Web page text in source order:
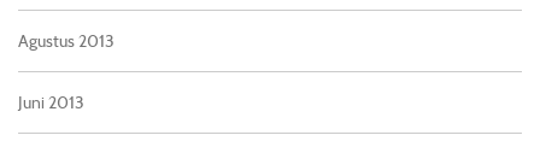
Agustus 2013
Juni 2013